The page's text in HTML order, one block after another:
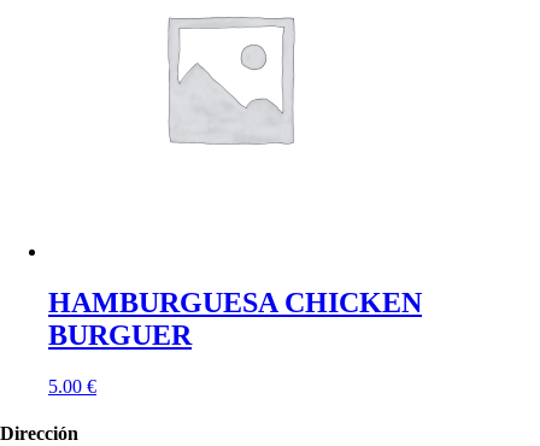
HAMBURGUESA CHICKEN
BURGUER
5.00 €
Dirección